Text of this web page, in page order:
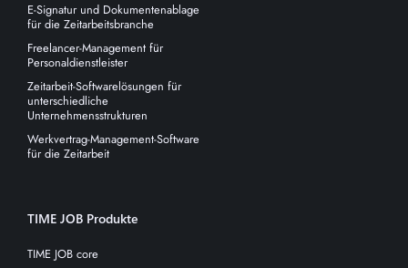
E-Signatur und Dokumentenablage
für die Zeitarbeitsbranche
Freelancer-Management für
Personaldienstleister
Zeitarbeit-Softwarelösungen für
unterschiedliche
Unternehmensstrukturen
Werkvertrag-Management-Software
für die Zeitarbeit
TIME JOB Produkte
TIME JOB core